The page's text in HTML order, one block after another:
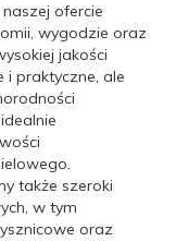
ofercie
wygodzie oraz
jakości
i praktyczne, ale
także szeroki
w tym
oraz